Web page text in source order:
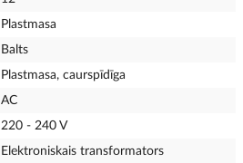
Plastmasa
Balts
Plastmasa, caurspīdīga
AC
220 - 240 V
Elektroniskais transformators